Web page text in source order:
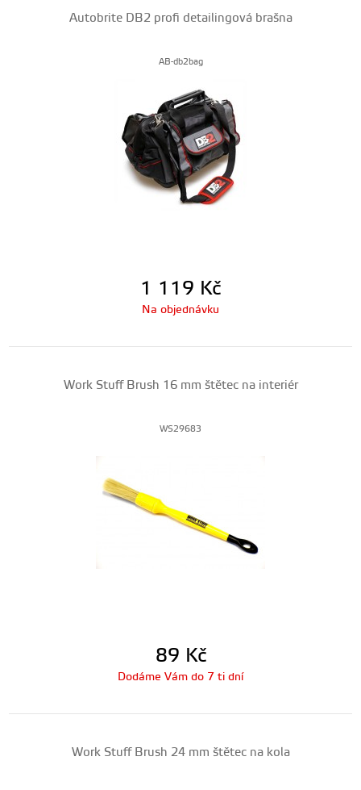
Autobrite DB2 profi detailingová brašna
AB-db2bag
1 119 Kč
Na objednávku
Work Stuff Brush 16 mm štětec na interiér
WS29683
89 Kč
Dodáme Vám do 7 ti dní
Work Stuff Brush 24 mm štětec na kola